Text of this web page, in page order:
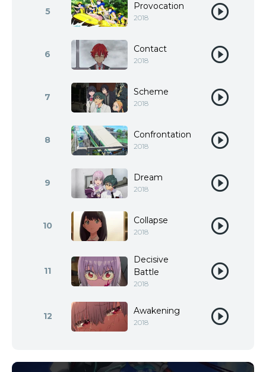
5 Provocation
2018
6 Contact
2018
7 Scheme
2018
8 Confrontation
2018
9 Dream
2018
10 Collapse
2018
11
Decisive
Battle
2018
12 Awakening
2018